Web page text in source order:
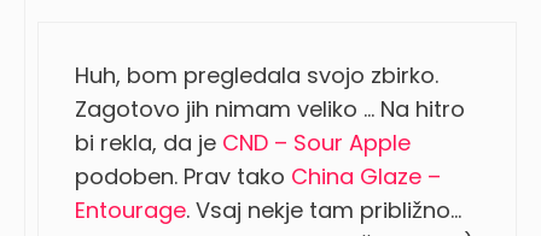
Huh, bom pregledala svojo zbirko.
Zagotovo jih nimam veliko … Na hitro
bi rekla, da je CND – Sour Apple
podoben. Prav tako China Glaze –
Entourage. Vsaj nekje tam približno…